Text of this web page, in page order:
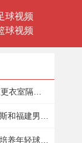
球视频
球视频